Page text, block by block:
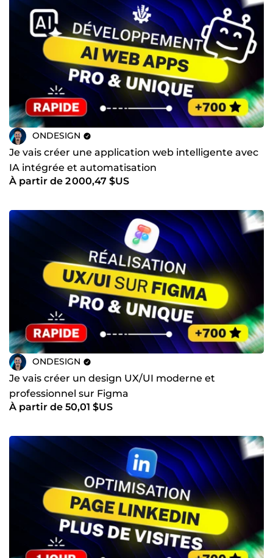
ONDESIGN
Je vais créer une application web intelligente avec
IA intégrée et automatisation
À partir de 2 000,47 $US
ONDESIGN
Je vais créer un design UX/UI moderne et
professionnel sur Figma
À partir de 50,01 $US